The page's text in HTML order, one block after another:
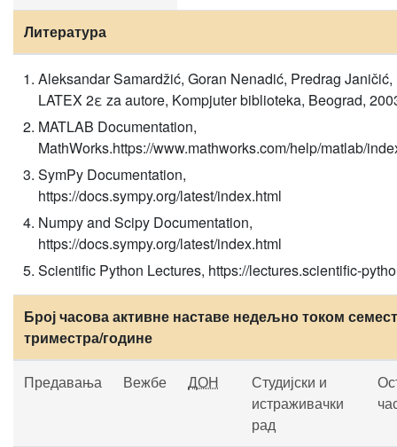
Литература
Aleksandar Samardžić, Goran Nenadić, Predrag Janičić,
LATEX 2ε za autore, Kompjuter biblioteka, Beograd,
MATLAB Documentation,
MathWorks.https://www.mathworks.com/help/matlab/
SymPy Documentation,
https://docs.sympy.org/latest/index.html
Numpy and Scipy Documentation,
https://docs.sympy.org/latest/index.html
Scientific Python Lectures, https://lectures.scientific-
Број часова активне наставе недељно током
триместра/године
Предавања Вежбе ДОН
Студијски и
истраживачки
рад